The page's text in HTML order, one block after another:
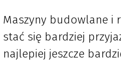
Maszyny budowlane i
stać się bardziej
najlepiej jeszcze